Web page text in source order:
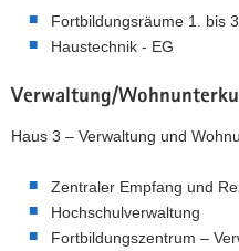
Fortbildungsräume 1. bis
Haustechnik - EG
Verwaltung/
Haus 3 – Verwaltung und
Zentraler Empfang und
Hochschulverwaltung
Fortbildungszentrum –